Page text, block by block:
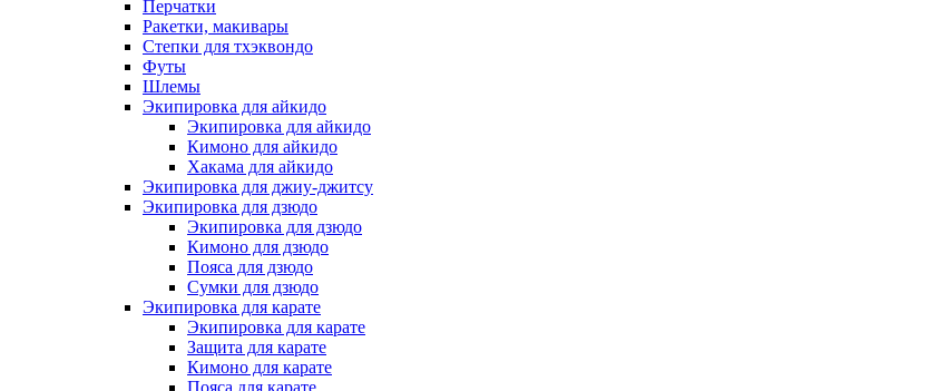
Перчатки
Ракетки, макивары
Степки для тхэквондо
Футы
Шлемы
Экипировка для айкидо
Экипировка для айкидо
Кимоно для айкидо
Хакама для айкидо
Экипировка для джиу-джитсу
Экипировка для дзюдо
Экипировка для дзюдо
Кимоно для дзюдо
Пояса для дзюдо
Сумки для дзюдо
Экипировка для карате
Экипировка для карате
Защита для карате
Кимоно для карате
Пояса для карате